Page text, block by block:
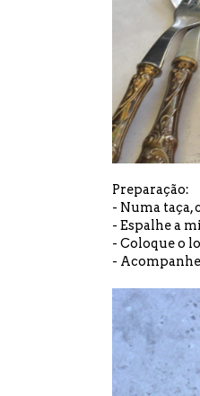
Preparação:
- Numa taça,
- Espalhe a
- Coloque o
-